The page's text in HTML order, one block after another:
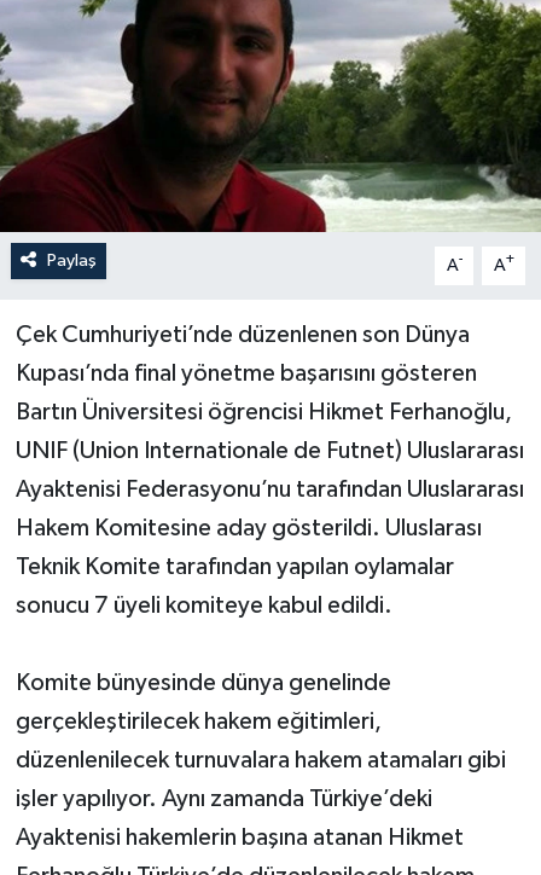
Paylaş A- A+
Çek Cumhuriyeti’nde düzenlenen son Dünya
Kupası’nda final yönetme başarısını gösteren
Bartın Üniversitesi öğrencisi Hikmet Ferhanoğlu,
UNIF (Union Internationale de Futnet) Uluslararası
Ayaktenisi Federasyonu’nu tarafından Uluslararası
Hakem Komitesine aday gösterildi. Uluslarası
Teknik Komite tarafından yapılan oylamalar
sonucu 7 üyeli komiteye kabul edildi.
Komite bünyesinde dünya genelinde
gerçekleştirilecek hakem eğitimleri,
düzenlenilecek turnuvalara hakem atamaları gibi
işler yapılıyor. Aynı zamanda Türkiye’deki
Ayaktenisi hakemlerin başına atanan Hikmet
Siyaset
Tarım
Turizm
Yaşam
Yerel Yönetimler
YEREL